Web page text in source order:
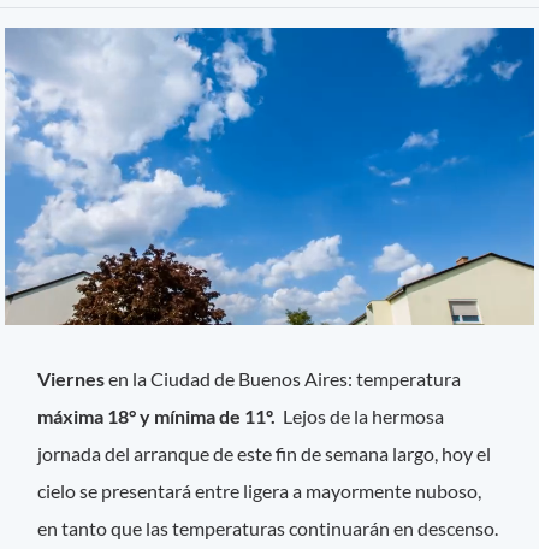
Viernesen la Ciudad de Buenos Aires: temperatura
máxima 18° y mínima de 11º. Lejos de la hermosa
jornada del arranque de este fin de semana largo, hoy el
cielo se presentará entre ligera a mayormente nuboso,
en tanto que las temperaturas continuarán en descenso.